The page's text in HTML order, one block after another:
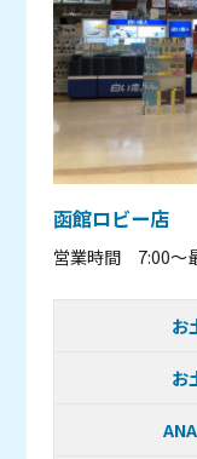
函館ロビー店
営業時間 7:00～
お
お